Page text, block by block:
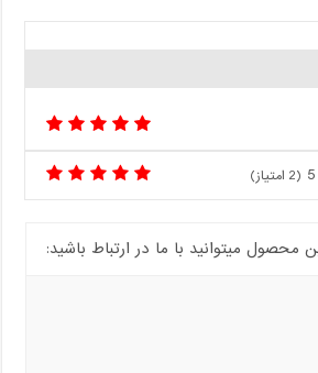
5
(
2 امتیاز)
میتوانید با ما در ارتباط باشید: